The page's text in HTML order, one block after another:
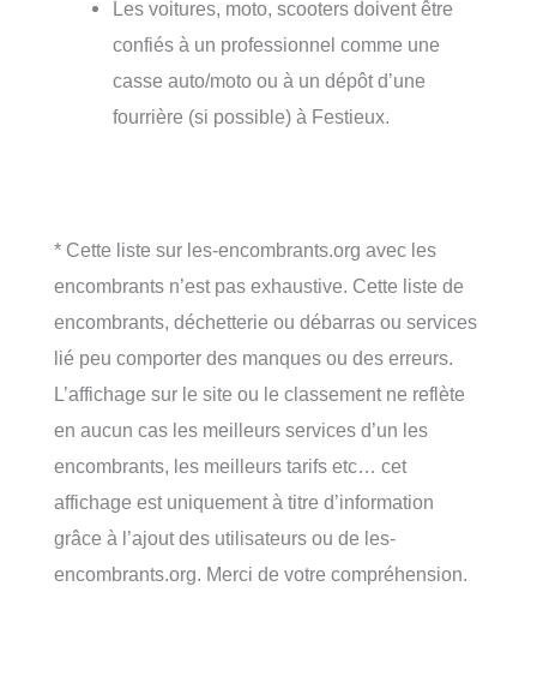
Les voitures, moto, scooters doivent être
confiés à un professionnel comme une
casse auto/moto ou à un dépôt d’une
fourrière (si possible) à Festieux.
* Cette liste sur les-encombrants.org avec les
encombrants n’est pas exhaustive. Cette liste de
encombrants, déchetterie ou débarras ou services
lié peu comporter des manques ou des erreurs.
L’affichage sur le site ou le classement ne reflète
en aucun cas les meilleurs services d’un les
encombrants, les meilleurs tarifs etc… cet
affichage est uniquement à titre d’information
grâce à l’ajout des utilisateurs ou de les-
encombrants.org. Merci de votre compréhension.